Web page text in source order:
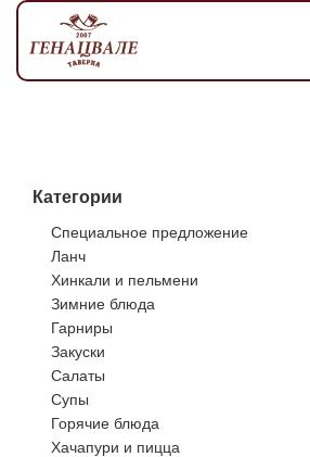
Категории
Специальное предложение
Ланч
Хинкали и пельмени
Зимние блюда
Гарниры
Закуски
Салаты
Супы
Горячие блюда
Хачапури и пицца